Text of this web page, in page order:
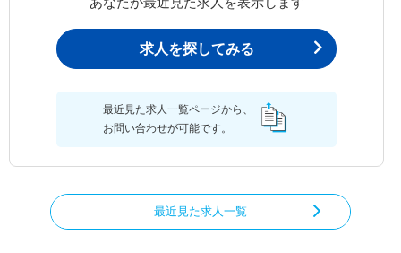
求人を探してみる
最近見た求人一覧ページから、
お問い合わせが可能です。
最近見た求人一覧